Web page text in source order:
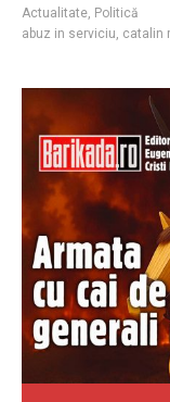
Actualitate, Politică
abuz in serviciu, catalin